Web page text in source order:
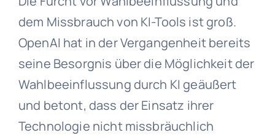
dem Missbrauch von KI-Tools ist groß.
OpenAI hat in der Vergangenheit bereits
seine Besorgnis über die Möglichkeit der
Wahlbeeinflussung durch KI geäußert
und betont, dass der Einsatz ihrer
Technologie nicht missbräuchlich